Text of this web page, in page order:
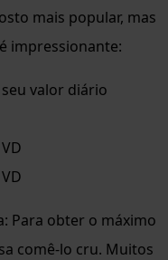
mais popular, mas
é impressionante:
valor diário
Para obter o máximo
comê-lo cru. Muitos